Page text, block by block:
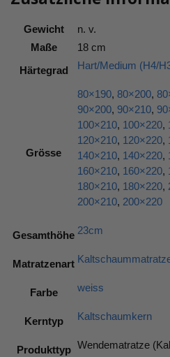
Gewicht
n. v.
Maße
18 cm
Härtegrad
Hart/Medium (H4/
Grösse
80×190, 80×200,
90×200, 90×210,
100×210, 100×220,
120×210, 120×220,
140×210, 140×220,
160×210, 160×220,
180×210, 180×220,
200×210, 200×220
Gesamthöhe 23cm
Matratzenart
Farbe weiss
Kerntyp Kaltschaumkern
Produkttyp Wendematratze